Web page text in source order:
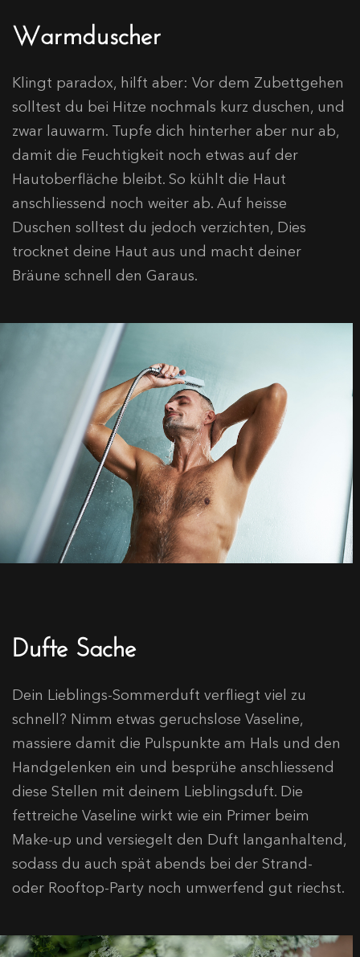
Warmduscher
Klingt paradox, hilft aber: Vor dem Zubettgehen
solltest du bei Hitze nochmals kurz duschen, und
zwar lauwarm. Tupfe dich hinterher aber nur ab,
damit die Feuchtigkeit noch etwas auf der
Hautoberfläche bleibt. So kühlt die Haut
anschliessend noch weiter ab. Auf heisse
Duschen solltest du jedoch verzichten, Dies
trocknet deine Haut aus und macht deiner
Bräune schnell den Garaus.
Dufte Sache
Dein Lieblings-Sommerduft verfliegt viel zu
schnell? Nimm etwas geruchslose Vaseline,
massiere damit die Pulspunkte am Hals und den
Handgelenken ein und besprühe anschliessend
diese Stellen mit deinem Lieblingsduft. Die
fettreiche Vaseline wirkt wie ein Primer beim
Make-up und versiegelt den Duft langanhaltend,
sodass du auch spät abends bei der Strand-
oder Rooftop-Party noch umwerfend gut riechst.